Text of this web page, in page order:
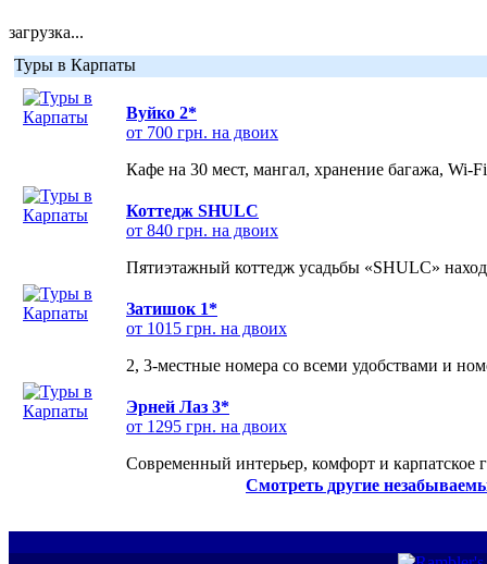
загрузка...
Туры в Карпаты
Вуйко 2*
от 700 грн. на двоих
Кафе на 30 мест, мангал, хранение багажа, Wi-
Коттедж SHULC
от 840 грн. на двоих
Пятиэтажный коттедж усадьбы «SHULC»
Затишок 1*
от 1015 грн. на двоих
2, 3-местные номера со всеми удобствами и
Эрней Лаз 3*
от 1295 грн. на двоих
Современный интерьер, комфорт и карпатское
Смотреть другие